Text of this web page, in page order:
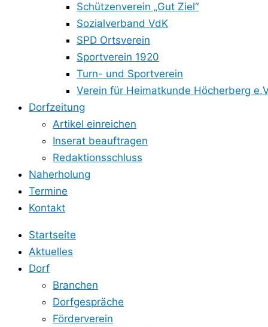
Schützenverein „Gut Ziel“
Sozialverband VdK
SPD Ortsverein
Sportverein 1920
Turn- und Sportverein
Verein für Heimatkunde Höcherberg
Dorfzeitung
Artikel einreichen
Inserat beauftragen
Redaktionsschluss
Naherholung
Termine
Kontakt
Startseite
Aktuelles
Dorf
Branchen
Dorfgespräche
Förderverein